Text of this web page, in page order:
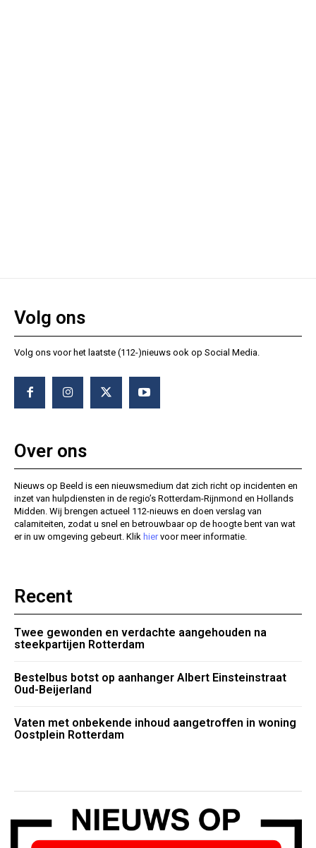
Volg ons
Volg ons voor het laatste (112-)nieuws ook op Social Media.
Over ons
Nieuws op Beeld is een nieuwsmedium dat zich richt op incidenten en
inzet van hulpdiensten in de regio’s Rotterdam-Rijnmond en Hollands
Midden. Wij brengen actueel 112-nieuws en doen verslag van
calamiteiten, zodat u snel en betrouwbaar op de hoogte bent van wat
er in uw omgeving gebeurt. Klik hiervoor meer informatie.
Recent
Twee gewonden en verdachte aangehouden na
steekpartijen Rotterdam
Bestelbus botst op aanhanger Albert Einsteinstraat
Oud-Beijerland
Vaten met onbekende inhoud aangetroffen in woning
Oostplein Rotterdam